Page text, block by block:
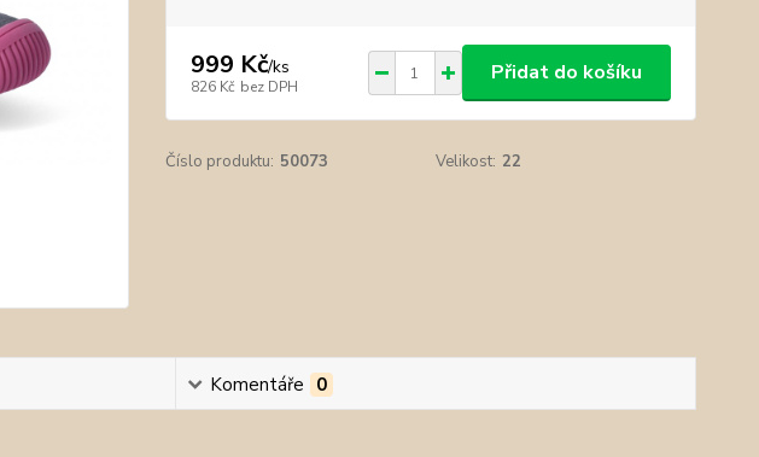
999 Kč/ks
826 Kč bez DPH
Přidat do košíku
Číslo produktu: 50073 Velikost: 22
Komentáře 0